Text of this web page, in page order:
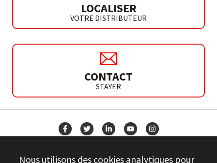
LOCALISER
VOTRE DISTRIBUTEUR
CONTACT
STAYER
Nous utilisons des cookies analytiques pour